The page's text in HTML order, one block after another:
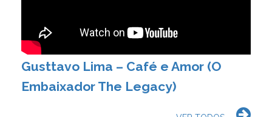
Gusttavo Lima – Café e Amor (O
Embaixador The Legacy)